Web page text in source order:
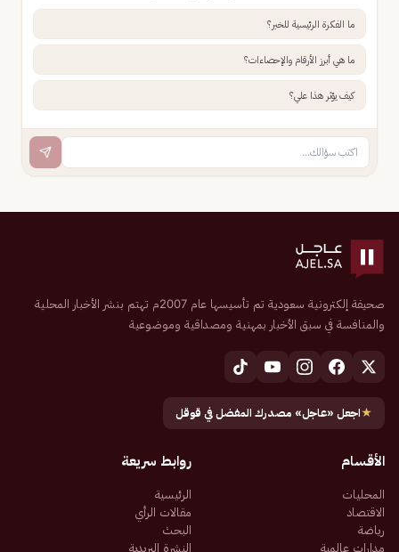
ما الفكرة الرئيسية للخبر؟
ما هي أبرز الأرقام والإحصاءات؟
كيف يؤثر هذا علي؟
صحيفة إلكترونية سعودية تم تأسيسها عام 2007م تهتم بنشر الأخبار المحلية
والمنافسة في سبق الأخبار بمهنية ومصداقية وموضوعية
★اجعل «عاجل» مصدرك المفضل في قوقل
الأقسام
المحليات
الاقتصاد
رياضة
مدارات عالمية
روابط سريعة
الرئيسية
مقالات الرأي
البحث
النشرة البريدية